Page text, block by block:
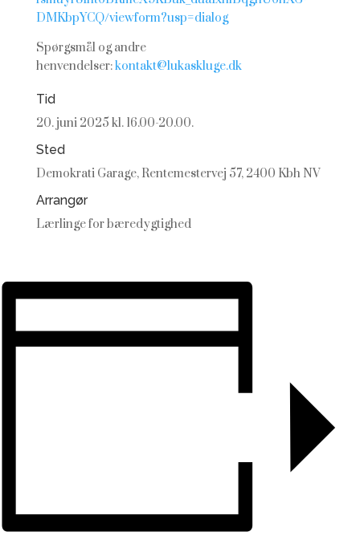
DMKbpYCQ/viewform?usp=dialog
Spørgsmål og andre
henvendelser:kontakt@lukaskluge.dk
Tid
20. juni 2025 kl. 16.00-20.00.
Sted
Demokrati Garage, Rentemestervej 57, 2400 Kbh NV
Arrangør
Lærlinge for bæredygtighed